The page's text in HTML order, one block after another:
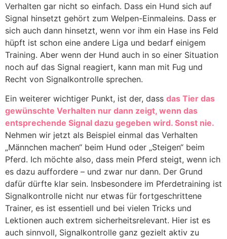
Verhalten gar nicht so einfach. Dass ein Hund sich auf
Signal hinsetzt gehört zum Welpen-Einmaleins. Dass er
sich auch dann hinsetzt, wenn vor ihm ein Hase ins Feld
hüpft ist schon eine andere Liga und bedarf einigem
Training. Aber wenn der Hund auch in so einer Situation
noch auf das Signal reagiert, kann man mit Fug und
Recht von Signalkontrolle sprechen.
Ein weiterer wichtiger Punkt, ist der, dass das Tier das
gewünschte Verhalten nur dann zeigt, wenn das
entsprechende Signal dazu gegeben wird. Sonst nie.
Nehmen wir jetzt als Beispiel einmal das Verhalten
„Männchen machen“ beim Hund oder „Steigen“ beim
Pferd. Ich möchte also, dass mein Pferd steigt, wenn ich
es dazu auffordere – und zwar nur dann. Der Grund
dafür dürfte klar sein. Insbesondere im Pferdetraining ist
Signalkontrolle nicht nur etwas für fortgeschrittene
Trainer, es ist essentiell und bei vielen Tricks und
Lektionen auch extrem sicherheitsrelevant. Hier ist es
auch sinnvoll, Signalkontrolle ganz gezielt aktiv zu